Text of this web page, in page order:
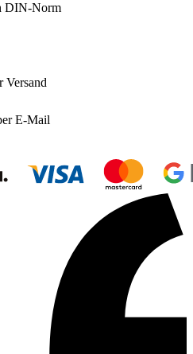
DIN-Norm
Versand
E-Mail